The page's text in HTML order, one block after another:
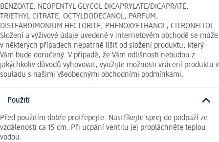
BENZOATE, NEOPENTYL GLYCOL DICAPRYLATE/DICAPRATE,
TRIETHYL CITRATE, OCTYLDODECANOL, PARFUM,
DISTEARDIMONIUM HECTORITE, PHENOXYETHANOL, CITRONELLOL.
Složení a výživové údaje uvedené v internetovém obchodě se může
v některých případech nepatrně lišit od složení produktu, který
Vám bude doručený. V případě, že Vám odlišnosti nebudou z
jakýchkoliv důvodů vyhovovat, využijte možnosti vrácení produktu v
souladu s našimi Všeobecnými obchodními podmínkami.
Použití
Před použitím dobře protřepejte. Nastříkejte sprej do podpaží ze
vzdálenosti ca 15 cm. Při ucpání ventilu jej propláchněte teplou
vodou.